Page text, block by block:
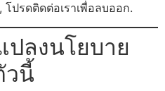
ปรดติดต่อเราเพื่อลบออก.
ปลงนโยบาย
วนี้